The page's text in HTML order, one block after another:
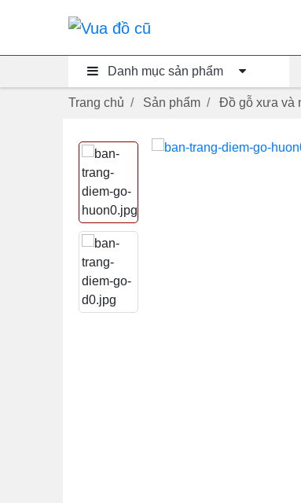
Danh mục sản phẩm
Trang chủ Sản phẩm Đồ gỗ xưa và